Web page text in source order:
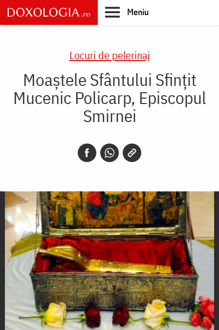
Skip
to
main
Meniu
Locuri de pelerinaj
Moaştele Sfântului Sfințit
Mucenic Policarp, Episcopul
Smirnei